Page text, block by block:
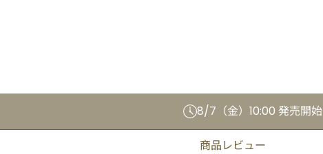
8/7（金）10:00 発売開始
商品レビュー